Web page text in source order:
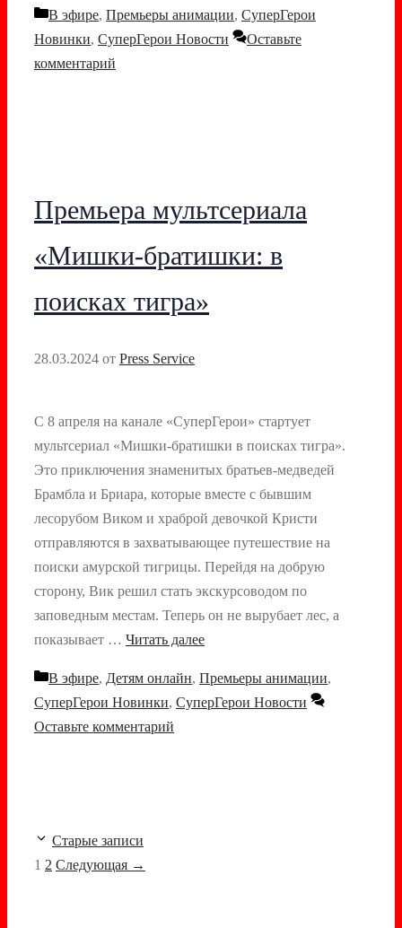
Рубрики
В эфире, Премьеры анимации, СуперГерои
Новинки, СуперГерои Новости
Оставьте
комментарий
Премьера мультсериала
«Мишки-братишки: в
поисках тигра»
28.03.2024 от Press Service
С 8 апреля на канале «СуперГерои» стартует
мультсериал «Мишки-братишки в поисках тигра».
Это приключения знаменитых братьев-медведей
Брамбла и Бриара, которые вместе с бывшим
лесорубом Виком и храброй девочкой Кристи
отправляются в захватывающее путешествие на
поиски амурской тигрицы. Перейдя на добрую
сторону, Вик решил стать экскурсоводом по
заповедным местам. Теперь он не вырубает лес, а
показывает … Читать далее
Рубрики
В эфире, Детям онлайн, Премьеры анимации,
СуперГерои Новинки, СуперГерои Новости
Оставьте комментарий
Навигация
записи
Старые записи
Страница
1 Страница
2 Следующая →